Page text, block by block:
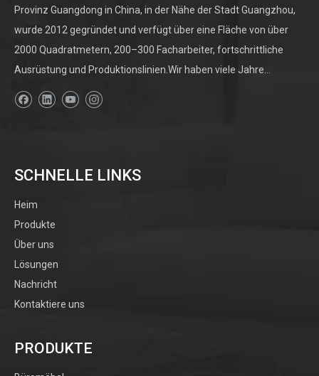
Provinz Guangdong in China, in der Nähe der Stadt Guangzhou,
wurde 2012 gegründet und verfügt über eine Fläche von über
2000 Quadratmetern, 200–300 Facharbeiter, fortschrittliche
Ausrüstung und Produktionslinien.Wir haben viele Jahre...
SCHNELLE LINKS
Heim
Produkte
Über uns
Lösungen
Nachricht
Kontaktiere uns
PRODUKTE